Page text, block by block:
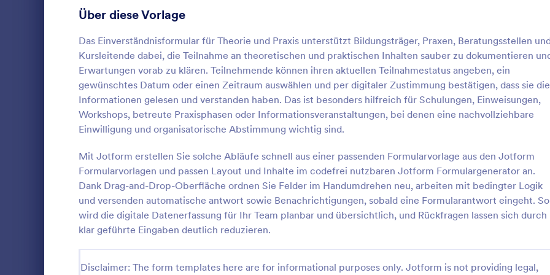
Über diese Vorlage
Das Einverständnisformular für Theorie und Praxis unterstützt Bildungsträger, Praxen, Beratungsstellen
Kursleitende dabei, die Teilnahme an theoretischen und praktischen Inhalten sauber zu dokumentieren
Erwartungen vorab zu klären. Teilnehmende können ihren aktuellen Teilnahmestatus angeben, ein
gewünschtes Datum oder einen Zeitraum auswählen und per digitaler Zustimmung bestätigen, dass sie die
Informationen gelesen und verstanden haben. Das ist besonders hilfreich für Schulungen, Einweisungen,
Workshops, betreute Praxisphasen oder Informationsveranstaltungen, bei denen eine nachvollziehbare
Einwilligung und organisatorische Abstimmung wichtig sind.
Mit Jotform erstellen Sie solche Abläufe schnell aus einer passenden Formularvorlage aus den Jotform
Formularvorlagen und passen Layout und Inhalte im codefrei nutzbaren Jotform Formulargenerator an.
Dank Drag-and-Drop-Oberfläche ordnen Sie Felder im Handumdrehen neu, arbeiten mit bedingter Logik
und versenden automatische antwort sowie Benachrichtigungen, sobald eine Formularantwort eingeht. So
wird die digitale Datenerfassung für Ihr Team planbar und übersichtlich, und Rückfragen lassen sich durch
klar geführte Eingaben deutlich reduzieren.
Disclaimer: The form templates here are for informational purposes only. Jotform is not providing legal,
aufzuführen. Es stellt auch
Erklärung abgegeben wird, dass
und frei von sexuell
Krankheiten sind, für die sie bei
Zuwiderhandlung dem anderen
haften würden. Dieses Formular
sexuelle Einwilligung lässt sich
ändern, wenn weitere Einzelheiten
hinzugefügt werden sollen.
Formular Zur Sammlung Persönlicher Daten
Ein Datenerfassungsformular ist ein
Erfassung persönlicher Daten von Kunden
hilft, wie Name, E-Mail-Adresse,
Wohnadresse, Telefonnummer und mehr.
Go to Category:
Einverständniserklärungen
Vorlage verwenden
:
Reisen Ohne Eltern
Eltern oder
Priorität.
Go to Category:
Einverständniserklärungen
Vorlage verwenden
Recording Consent Forms
Formulare für Telemedizin 9
Einverständniserklärungen für Reisen
Freigabeeinverständniserklärungen 8
Make-up Formulare 6
Einverstädniserklärungen für Ferienlager 3
2
RSVP Formulare 53
Formulare für Terminvereinbarung 126